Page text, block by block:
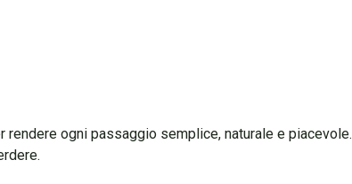
rendere ogni passaggio semplice, naturale e piacevole.